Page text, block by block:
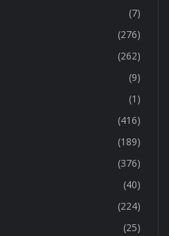
(7)
(276)
(262)
(9)
(1)
(416)
(189)
(376)
(40)
(224)
(25)